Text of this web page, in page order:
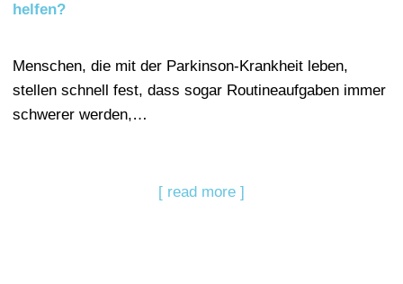
helfen?
Menschen, die mit der Parkinson-Krankheit leben,
stellen schnell fest, dass sogar Routineaufgaben immer
schwerer werden,…
[ read more ]